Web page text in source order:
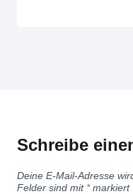
Schreibe
Deine E-Mail-Adresse
Felder sind mit *markiert